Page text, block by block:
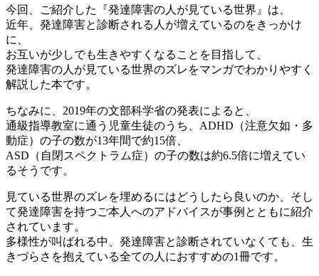
今回、ご紹介した『発達障害の人が見ている世界』は、
近年、発達障害と診断される人が増えているのをきっかけ
に、
お互いが少しでも生きやすくなることを目指して、
発達障害の人が見ている世界のズレをマンガでわかりやすく
解説した本です。
ちなみに、2019年の文部科学省の発表によると、
通級指導教室に通う児童生徒のうち、ADHD（注意欠如・多
動症）の子の数が13年間で約15倍、
ASD（自閉スペクトラム症）の子の数は約6.5倍に増えてい
るそうです。
見ている世界のズレを埋めるにはどうしたら良いのか、そし
て発達障害を持つご本人へのアドバイスが事例とともに紹介
されています。
多様性が叫ばれる中、発達障害と診断されていなくても、生
きづらさを抱えている全ての人におすすめの1冊です。